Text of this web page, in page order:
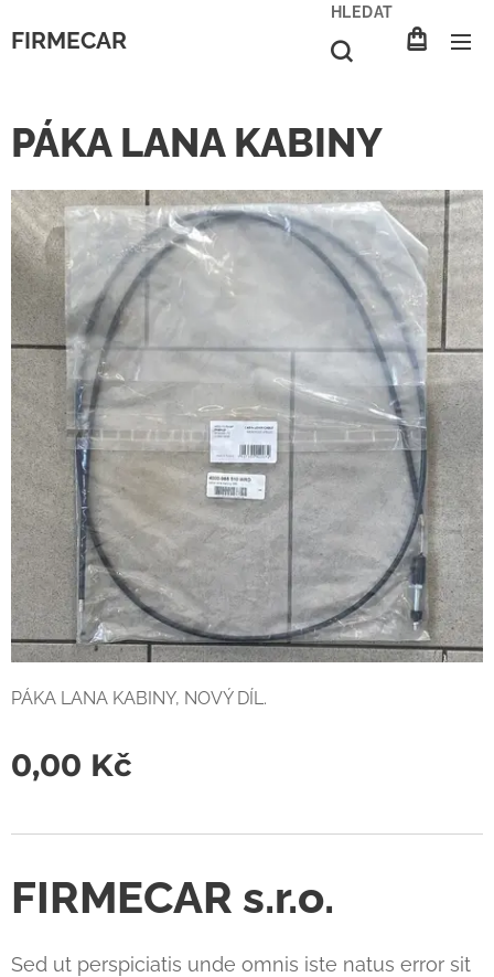
FIRMECAR
HLEDAT
PÁKA LANA KABINY
PÁKA LANA KABINY, NOVÝ DÍL.
0,00 Kč
FIRMECAR s.r.o.
Sed ut perspiciatis unde omnis iste natus error sit